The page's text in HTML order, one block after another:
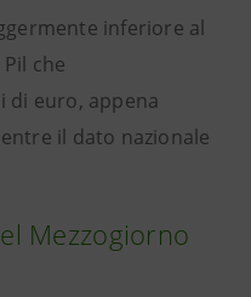
inferiore al
che
di euro, appena
il dato nazionale
Mezzogiorno